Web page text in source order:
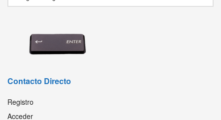
Contacto Directo
Registro
Acceder